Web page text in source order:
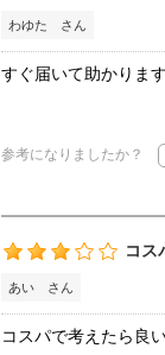
わゆた さん
すぐ届いて助かります
参考になりましたか？
コス
あい さん
コスパで考えたら良